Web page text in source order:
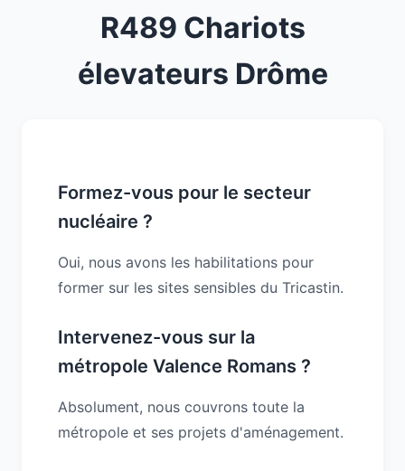
R489 Chariots
élevateurs Drôme
Formez-vous pour le secteur
nucléaire ?
Oui, nous avons les habilitations pour
former sur les sites sensibles du Tricastin.
Intervenez-vous sur la
métropole Valence Romans ?
Absolument, nous couvrons toute la
métropole et ses projets d'aménagement.